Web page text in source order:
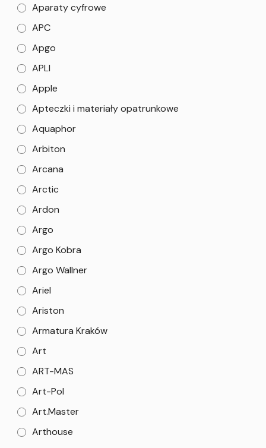
Aparaty cyfrowe
APC
Apgo
APLI
Apple
Apteczki i materiały opatrunkowe
Aquaphor
Arbiton
Arcana
Arctic
Ardon
Argo
Argo Kobra
Argo Wallner
Ariel
Ariston
Armatura Kraków
Art
ART-MAS
Art-Pol
Art.Master
Arthouse